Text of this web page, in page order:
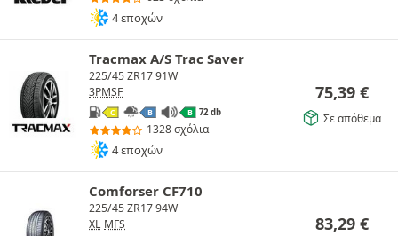
4 εποχών
Tracmax A/S Trac Saver
225/45 ZR17 91W
3PMSF
C B B 72 db
1328 σχόλια
4 εποχών
75,39 €
Σε απόθεμα
Comforser CF710
225/45 ZR17 94W
XL MFS 83,29 €